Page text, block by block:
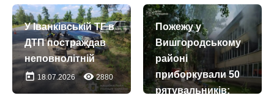
шукали зниклого
today 04.07.2026 remove_red_eye111
У Іванківській ТГ в
ДТП постраждав
неповнолітній
today 18.07.2026 remove_red_eye2880
Пожежу у
Вишгородському
районі
приборкували 50
рятувальників: